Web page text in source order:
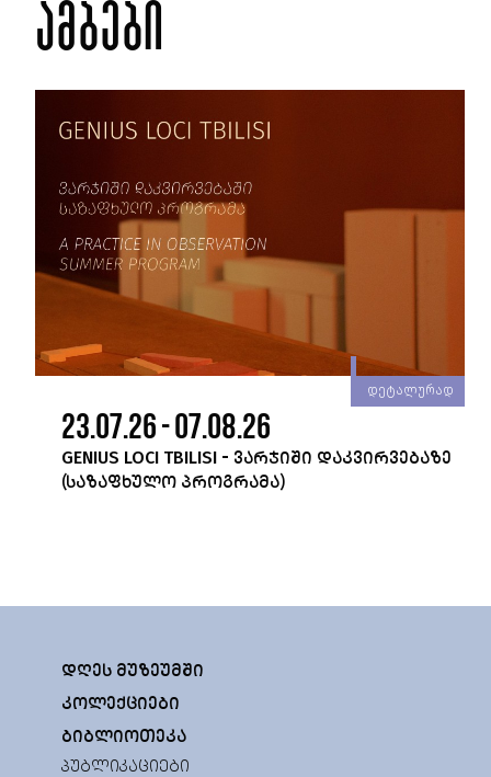
ამბები
დეტალურად
23.07.26 - 07.08.26
GENIUS LOCI TBILISI - ᲕᲐᲠᲯᲘᲨᲘ ᲓᲐᲙᲕᲘᲠᲕᲔᲑᲐᲖᲔ
(ᲡᲐᲖᲐᲤᲮᲣᲚᲝ ᲞᲠᲝᲒᲠᲐᲛᲐ)
ᲓᲦᲔᲡ ᲛᲣᲖᲔᲣᲛᲨᲘ
ᲙᲝᲚᲔᲥᲪᲘᲔᲑᲘ
ᲑᲘᲑᲚᲘᲝᲗᲔᲙᲐ
ᲞᲣᲑᲚᲘᲙᲐᲪᲘᲔᲑᲘ